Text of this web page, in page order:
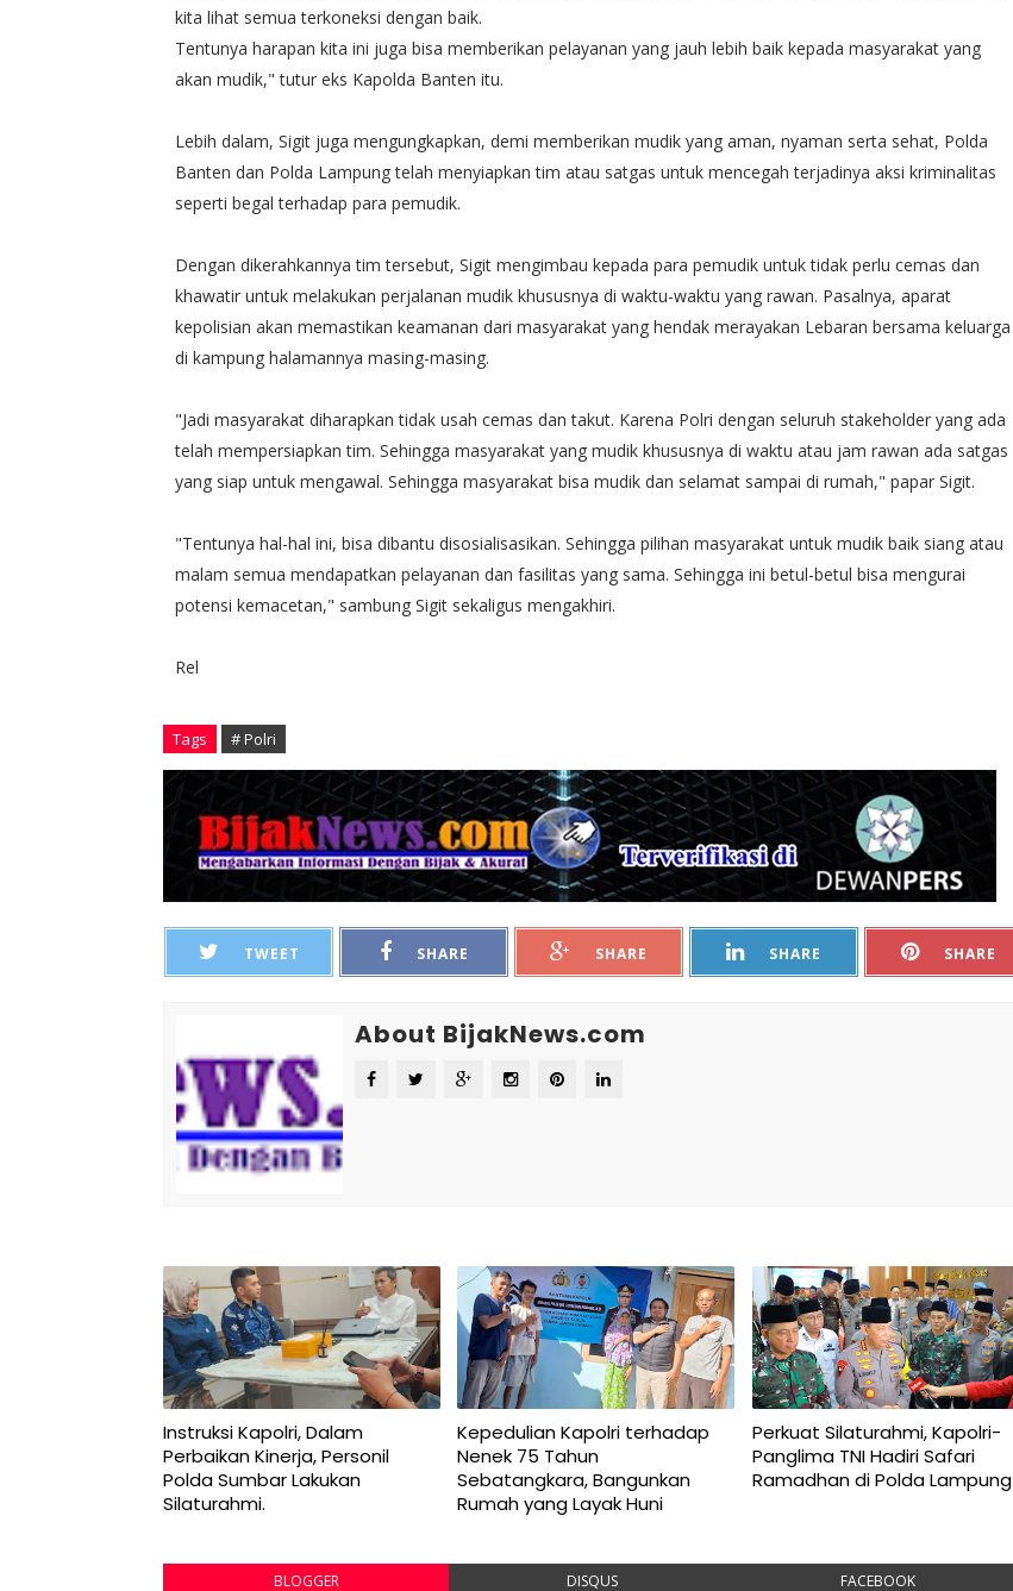
kita lihat semua terkoneksi dengan baik.
Tentunya harapan kita ini juga bisa memberikan pelayanan yang jauh lebih baik kepada masyarakat yang
akan mudik," tutur eks Kapolda Banten itu.
Lebih dalam, Sigit juga mengungkapkan, demi memberikan mudik yang aman, nyaman serta sehat, Polda
Banten dan Polda Lampung telah menyiapkan tim atau satgas untuk mencegah terjadinya aksi kriminalitas
seperti begal terhadap para pemudik.
Dengan dikerahkannya tim tersebut, Sigit mengimbau kepada para pemudik untuk tidak perlu cemas dan
khawatir untuk melakukan perjalanan mudik khususnya di waktu-waktu yang rawan. Pasalnya, aparat
kepolisian akan memastikan keamanan dari masyarakat yang hendak merayakan Lebaran bersama keluarga
di kampung halamannya masing-masing.
"Jadi masyarakat diharapkan tidak usah cemas dan takut. Karena Polri dengan seluruh stakeholder yang ada
telah mempersiapkan tim. Sehingga masyarakat yang mudik khususnya di waktu atau jam rawan ada satgas
yang siap untuk mengawal. Sehingga masyarakat bisa mudik dan selamat sampai di rumah," papar Sigit.
"Tentunya hal-hal ini, bisa dibantu disosialisasikan. Sehingga pilihan masyarakat untuk mudik baik siang atau
malam semua mendapatkan pelayanan dan fasilitas yang sama. Sehingga ini betul-betul bisa mengurai
potensi kemacetan," sambung Sigit sekaligus mengakhiri.
Rel
Tags # Polri
TWEET SHARE SHARE SHARE SHARE
About BijakNews.com
Instruksi Kapolri, Dalam
Perbaikan Kinerja, Personil
Polda Sumbar Lakukan
Silaturahmi.
Kepedulian Kapolri terhadap
Nenek 75 Tahun
Sebatangkara, Bangunkan
Rumah yang Layak Huni
Perkuat Silaturahmi, Kapolri-
Panglima TNI Hadiri Safari
Ramadhan di Polda Lampung
BLOGGER DISQUS FACEBOOK